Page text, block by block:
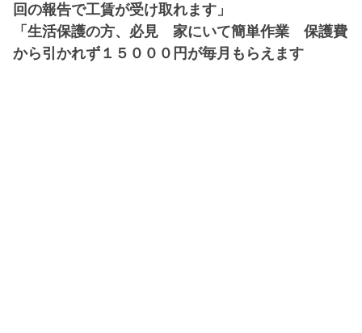
回の報告で工賃が受け取れます」
「生活保護の方、必見 家にいて簡単作業 保護費
から引かれず１５０００円が毎月もらえます